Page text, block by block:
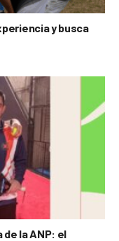
y busca
la ANP: el